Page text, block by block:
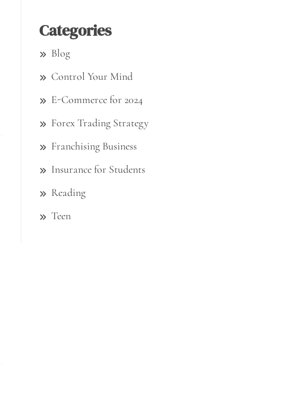
Categories
Blog
Control Your Mind
E-Commerce for 2024
Forex Trading Strategy
Franchising Business
Insurance for Students
Reading
Teen